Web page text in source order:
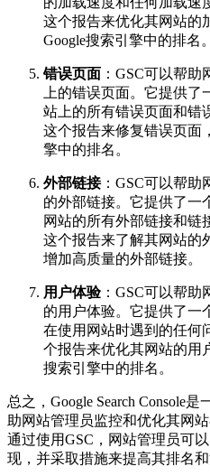
这个报告来优化其网站的
Google搜索引擎中的排名。
错误页面 ：GSC可以帮
上的错误页面。它提供
站上的所有错误页面和错
这个报告来修复错误页面
擎中的排名。
外部链接：GSC可以帮助
的外部链接。它提供了一
网站的所有外部链接和链
这个报告来了解其网站的
增加高质量的外部链接。
用户体验：GSC可以帮助
的用户体验。它提供了一
在使用网站时遇到的任何
个报告来优化其网站的用
搜索引擎中的排名。
总之，Google Search Console
助网站管理员监控和优化其网
通过使用GSC，网站管理员可
现，并采取措施来提高其排名和